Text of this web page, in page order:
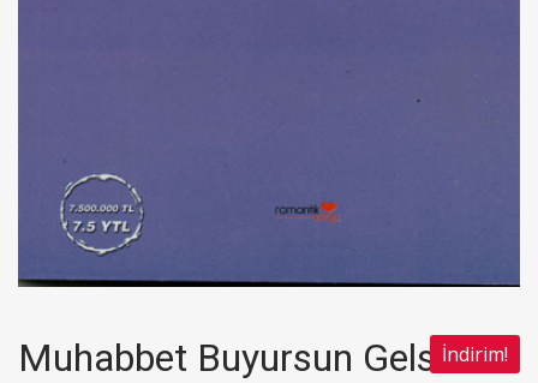
İndirim!
Muhabbet Buyursun Gelsin